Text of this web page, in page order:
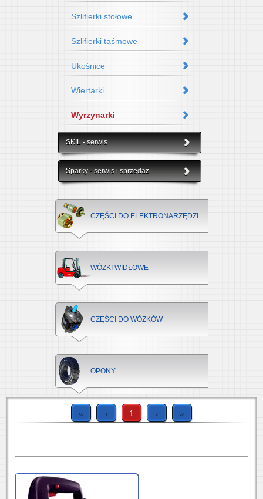
Szlifierki stołowe
Szlifierki taśmowe
Ukośnice
Wiertarki
Wyrzynarki
SKIL - serwis
Sparky - serwis i sprzedaż
CZĘŚCI DO ELEKTRONARZĘDZI
WÓZKI WIDŁOWE
CZĘŚCI DO WÓZKÓW
OPONY
« ‹ 1 › »